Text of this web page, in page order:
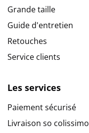
Grande taille
Guide d'entretien
Retouches
Service clients
Les services
Paiement sécurisé
Livraison so colissimo